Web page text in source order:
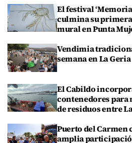
El festival
culmina su
mural en Punta
Vendimia
semana en La Geria
El Cabildo
contenedores
de residuos entre
Puerto del Carmen
amplia